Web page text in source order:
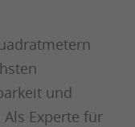
und
Experte für